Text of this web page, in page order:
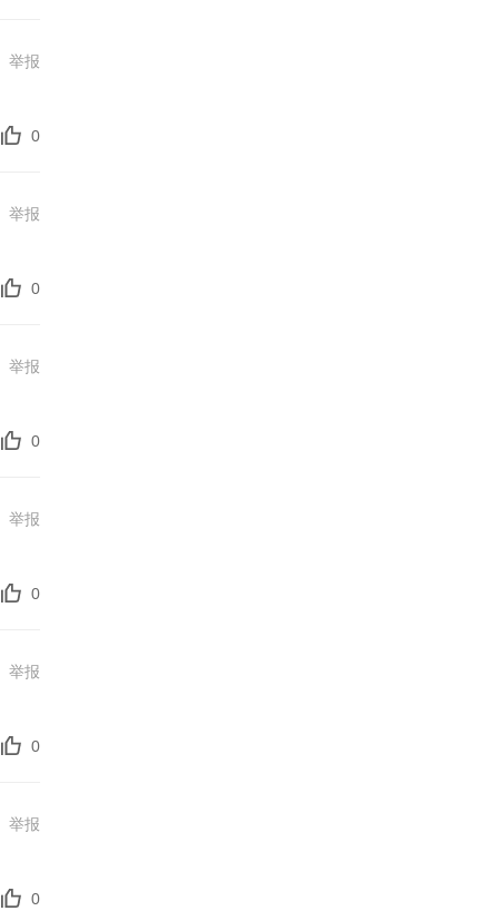
举报
0
举报
0
举报
0
举报
0
举报
0
举报
0